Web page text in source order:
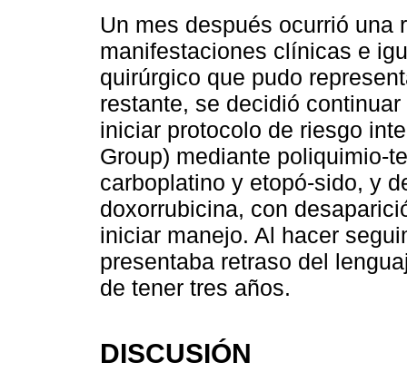
Un mes después ocurrió una
manifestaciones clínicas e
quirúrgico que pudo
restante, se decidió
iniciar protocolo de riesgo
Group) mediante poliquimio-
carboplatino y etopó-sido, y
doxorrubicina, con
iniciar manejo. Al hacer
presentaba retraso del
de tener tres años.
DISCUSIÓN